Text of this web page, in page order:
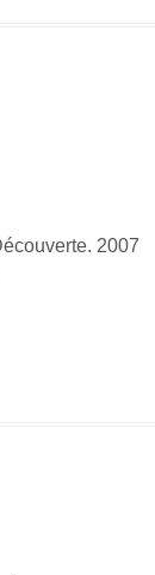
2007